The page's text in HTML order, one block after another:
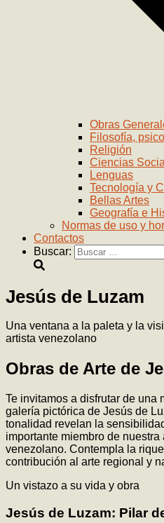
Obras
Filosofía,
Religión
Ciencias
Lenguas
Tecnología y
Bellas Artes
Geografía e
Normas de uso y
Contactos
Buscar:
Jesús de Luzam
Una ventana a la paleta y la
artista venezolano
Obras de Arte de
Te invitamos a disfrutar de una
galería pictórica de Jesús de
tonalidad revelan la
importante miembro de
venezolano. Contempla la
contribución al arte regional y
Un vistazo a su vida y obra
Jesús de Luzam: Pilar